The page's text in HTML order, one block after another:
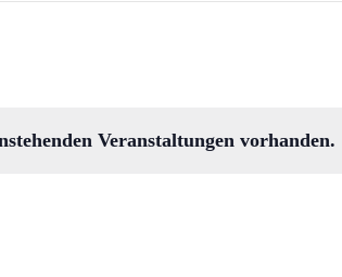
Veranstaltungen vorhanden.